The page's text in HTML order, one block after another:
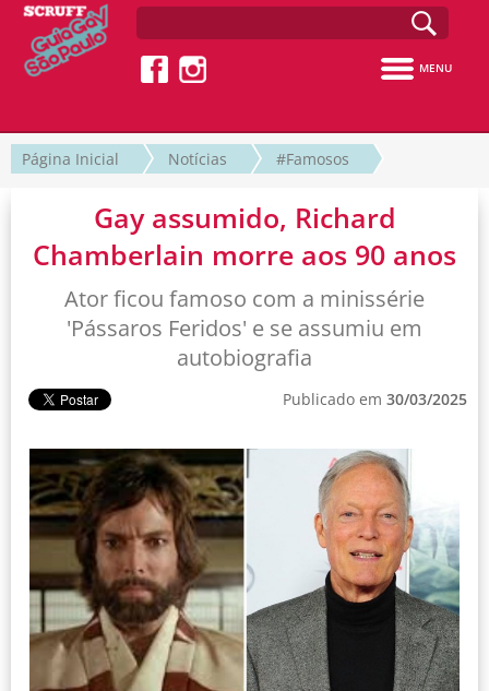
MENU
Página Inicial Notícias #Famosos
Gay assumido, Richard
Chamberlain morre aos 90 anos
Ator ficou famoso com a minissérie
'Pássaros Feridos' e se assumiu em
autobiografia
Publicado em 30/03/2025